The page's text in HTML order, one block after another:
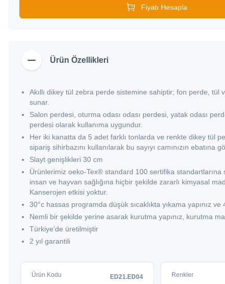
Fiyatı Hesapla
Ürün Özellikleri
Akıllı dikey tül zebra perde sistemine sahiptir; fon perde, tül
sunar.
Salon perdesi, oturma odası odası perdesi, yatak odası
perdesi olarak kullanıma uygundur.
Her iki kanatta da 5 adet farklı tonlarda ve renkte dikey tül
sipariş sihirbazını kullanılarak bu sayıyı camınızın ebatına
Slayt genişlikleri 30 cm
Ürünlerimiz oeko-Tex® standard 100 sertifika standartlarına
insan ve hayvan sağlığına hiçbir şekilde zararlı kimyasal
Kanserojen etkisi yoktur.
30°c hassas programda düşük sıcaklıkta yıkama yapınız ve
Nemli bir şekilde yerine asarak kurutma yapınız, kurutma
Türkiye'de üretilmiştir
2 yıl garantili
Ürün Kodu ED21.ED04 Renkler